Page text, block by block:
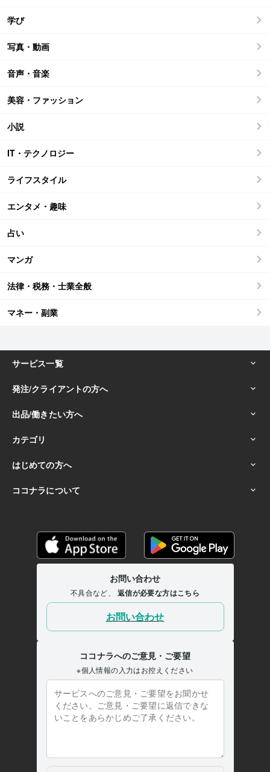
学び
写真・動画
音声・音楽
美容・ファッション
小説
IT・テクノロジー
ライフスタイル
エンタメ・趣味
占い
マンガ
法律・税務・士業全般
マネー・副業